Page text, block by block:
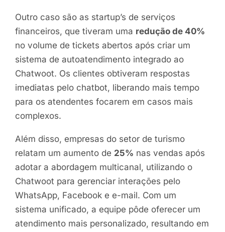
Outro caso são as startup’s de serviços
financeiros, que tiveram uma redução de 40%
no volume de tickets abertos após criar um
sistema de autoatendimento integrado ao
Chatwoot. Os clientes obtiveram respostas
imediatas pelo chatbot, liberando mais tempo
para os atendentes focarem em casos mais
complexos.
Além disso, empresas do setor de turismo
relatam um aumento de 25% nas vendas após
adotar a abordagem multicanal, utilizando o
Chatwoot para gerenciar interações pelo
WhatsApp, Facebook e e-mail. Com um
sistema unificado, a equipe pôde oferecer um
atendimento mais personalizado, resultando em